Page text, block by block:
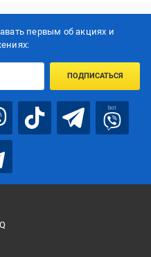
первым об акцияx и
ПОДПИСАТЬСЯ
bot